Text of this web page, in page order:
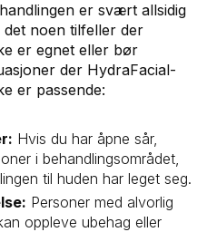
er svært allsidig
noen tilfeller der
er egnet eller bør
der HydraFacial-
er passende:
Hvis du har åpne sår,
i behandlingsområdet,
til huden har leget seg.
Personer med alvorlig
oppleve ubehag eller